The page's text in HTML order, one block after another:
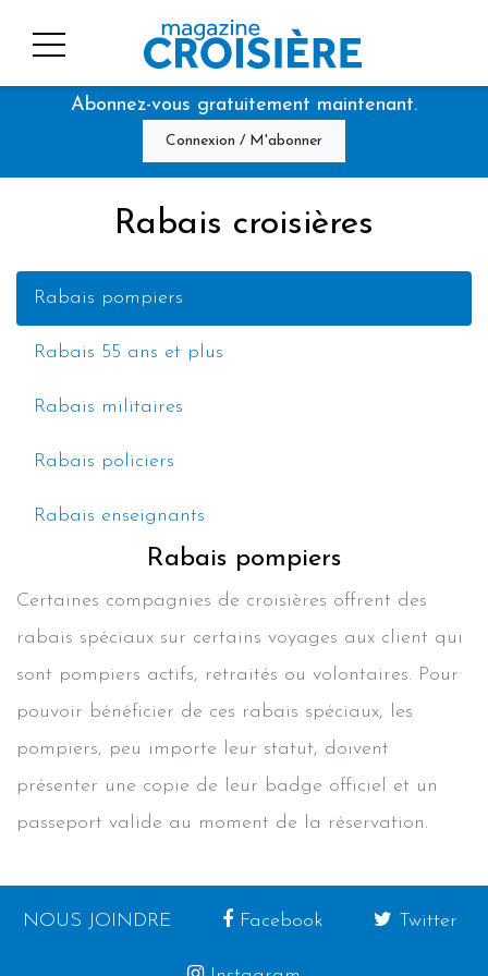
Abonnez-vous gratuitement maintenant.
Connexion / M'abonner
Rabais croisières
Rabais pompiers
Rabais 55 ans et plus
Rabais militaires
Rabais policiers
Rabais enseignants
Rabais pompiers
Certaines compagnies de croisières offrent des
rabais spéciaux sur certains voyages aux client qui
sont pompiers actifs, retraités ou volontaires. Pour
pouvoir bénéficier de ces rabais spéciaux, les
pompiers, peu importe leur statut, doivent
présenter une copie de leur badge officiel et un
passeport valide au moment de la réservation.
NOUS JOINDRE Facebook Twitter